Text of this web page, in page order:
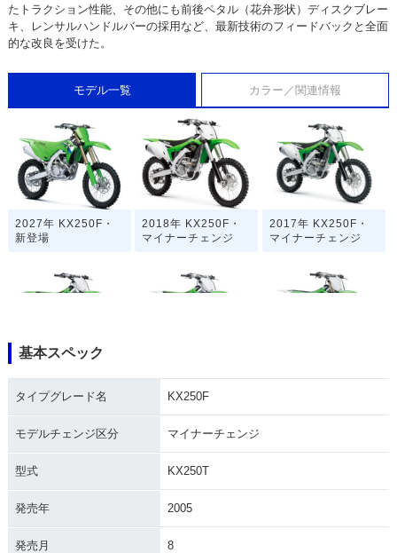
たトラクション性能、その他にも前後ペタル（花弁形状）ディスクブレー
キ、レンサルハンドルバーの採用など、最新技術のフィードバックと全面
的な改良を受けた。
モデル一覧 カラー／関連情報
2027年 KX250F・
新登場
2018年 KX250F・
マイナーチェンジ
2017年 KX250F・
マイナーチェンジ
マイナーチェンジ
基本スペック
タイプグレード名 KX250F
モデルチェンジ区分 マイナーチェンジ
型式 KX250T
発売年 2005
発売月 8